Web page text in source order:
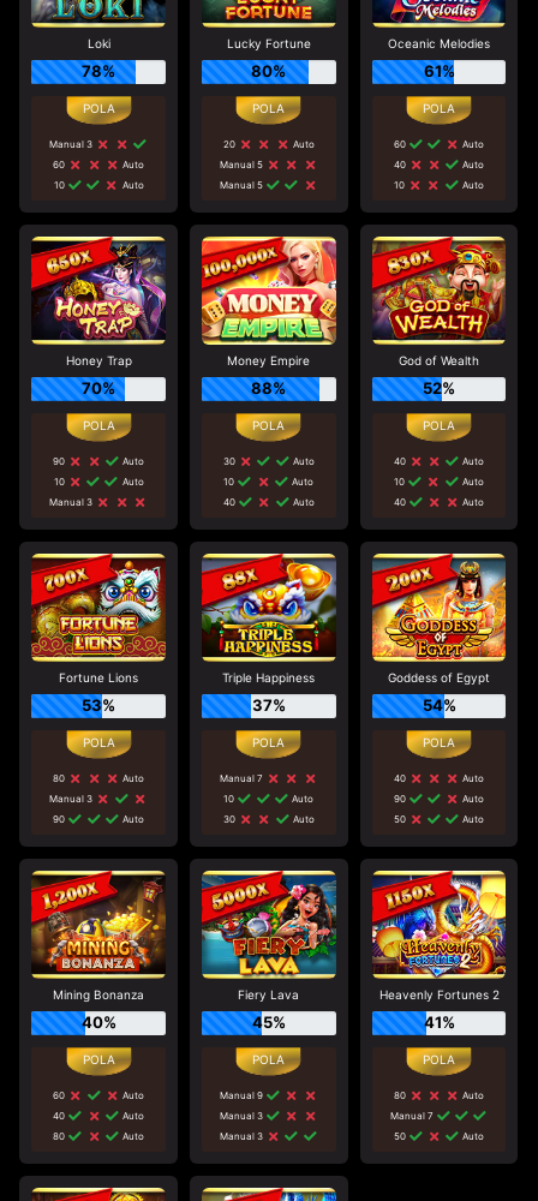
Loki
78%
Manual 3
60
Auto
10
Auto
Lucky Fortune
80%
20
Auto
Manual 5
Manual 5
Oceanic Melodies
61%
60
Auto
40
Auto
10
Auto
Honey Trap
70%
90
Auto
10
Auto
Manual 3
Money Empire
88%
30
Auto
10
Auto
40
Auto
God of Wealth
52%
40
Auto
10
Auto
40
Auto
Fortune Lions
53%
80
Auto
Manual 3
90
Auto
Triple Happiness
37%
Manual 7
10
Auto
30
Auto
Goddess of Egypt
54%
40
Auto
90
Auto
50
Auto
Mining Bonanza
40%
60
Auto
40
Auto
80
Auto
Fiery Lava
45%
Manual 9
Manual 3
Manual 3
Heavenly Fortunes 2
41%
80
Auto
Manual 7
50
Auto